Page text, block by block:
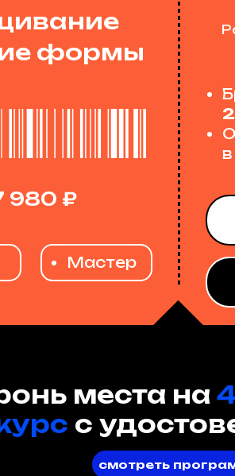
----------------------------------------
формы
Мастер
980 ₽
места на
с
смотреть